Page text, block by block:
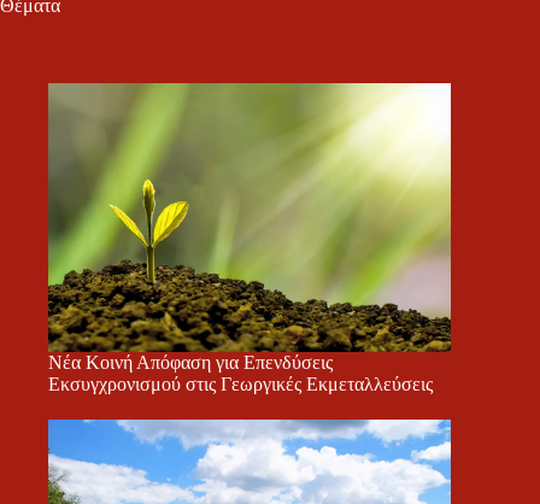
Θέματα
Νέα Κοινή Απόφαση για Επενδύσεις
Εκσυγχρονισμού στις Γεωργικές Εκμεταλλεύσεις